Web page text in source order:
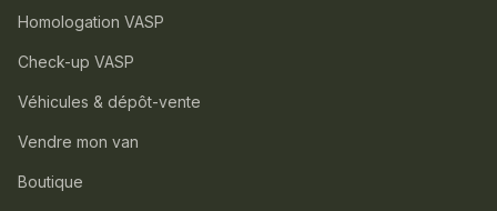
Homologation VASP
Check-up VASP
Véhicules & dépôt-vente
Vendre mon van
Boutique